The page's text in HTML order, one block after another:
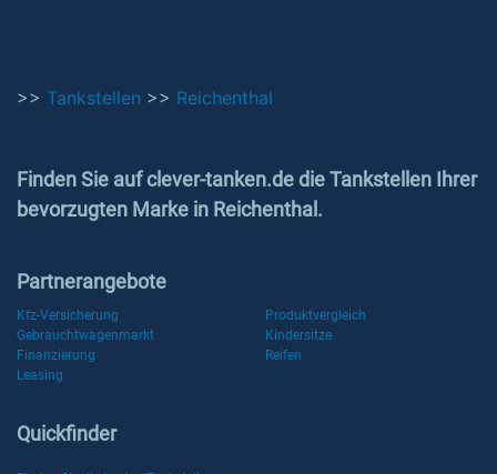
>> Tankstellen >> Reichenthal
Finden Sie auf clever-tanken.de die Tankstellen Ihrer
bevorzugten Marke in Reichenthal.
Partnerangebote
Kfz-Versicherung
Produktvergleich
Gebrauchtwagenmarkt
Kindersitze
Finanzierung
Reifen
Leasing
Quickfinder